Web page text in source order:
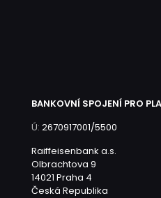
BANKOVNÍ SPOJENÍ PRO
Ú: 2670917001/5500
Raiffeisenbank a.s.
Olbrachtova 9
14021 Praha 4
Česká Republika